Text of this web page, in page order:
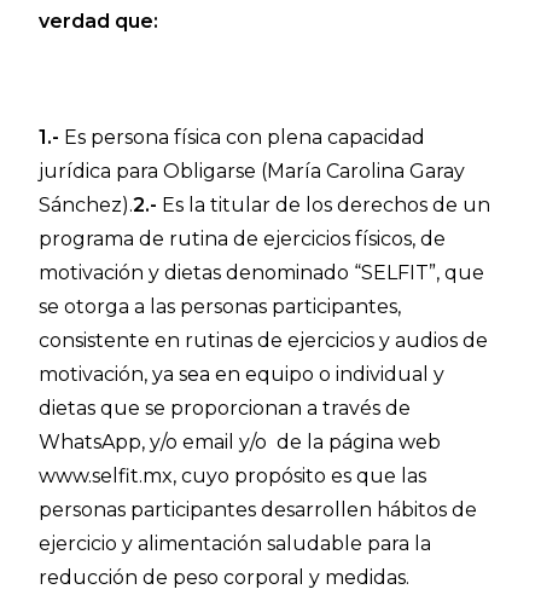
verdad que:
1.- Es persona física con plena capacidad
jurídica para Obligarse (María Carolina Garay
Sánchez).2.- Es la titular de los derechos de un
programa de rutina de ejercicios físicos, de
motivación y dietas denominado “SELFIT”, que
se otorga a las personas participantes,
consistente en rutinas de ejercicios y audios de
motivación, ya sea en equipo o individual y
dietas que se proporcionan a través de
WhatsApp, y/o email y/o de la página web
www.selfit.mx, cuyo propósito es que las
personas participantes desarrollen hábitos de
ejercicio y alimentación saludable para la
reducción de peso corporal y medidas.